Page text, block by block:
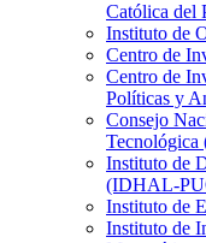
Católica del
Instituto de
Centro de
Centro de
Políticas y
Consejo
Instituto de
(IDHAL-
Instituto de
Instituto de